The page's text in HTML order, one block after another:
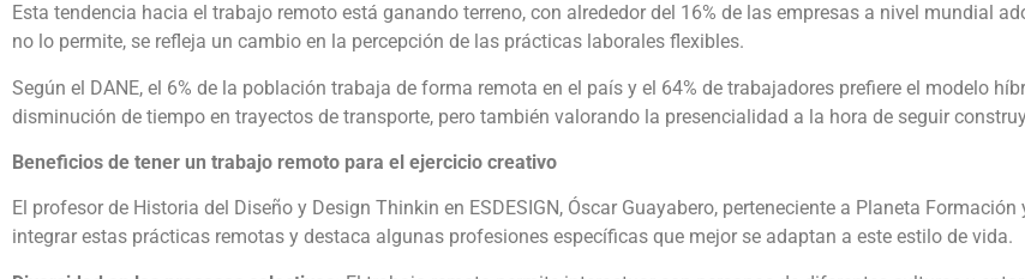
Esta tendencia hacia el trabajo remoto está ganando terreno, con alrededor del 16% de las empresas a nivel mundial
no lo permite, se refleja un cambio en la percepción de las prácticas laborales flexibles.
Según el DANE, el 6% de la población trabaja de forma remota en el país y el 64% de trabajadores prefiere el modelo
disminución de tiempo en trayectos de transporte, pero también valorando la presencialidad a la hora de seguir
Beneficios de tener un trabajo remoto para el ejercicio creativo
El profesor de Historia del Diseño y Design Thinkin en ESDESIGN, Óscar Guayabero, perteneciente a Planeta
integrar estas prácticas remotas y destaca algunas profesiones específicas que mejor se adaptan a este estilo de vida.